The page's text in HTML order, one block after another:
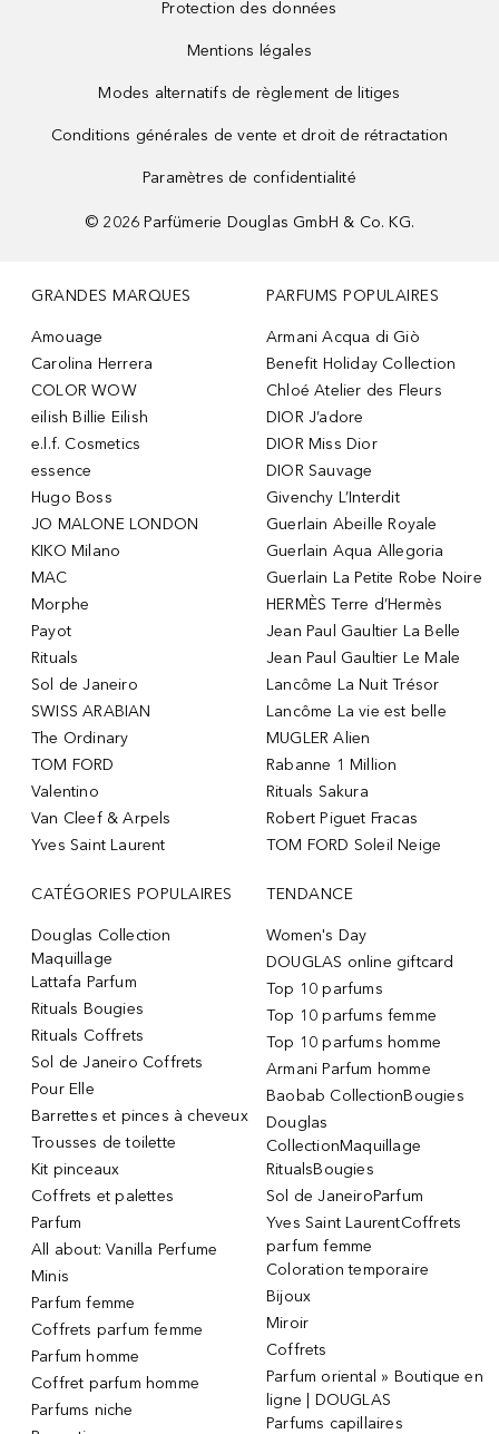
Protection des données
Mentions légales
Modes alternatifs de règlement de litiges
Conditions générales de vente et droit de rétractation
Paramètres de confidentialité
© 2026 Parfümerie Douglas GmbH & Co. KG.
GRANDES MARQUES
Amouage
Carolina Herrera
COLOR WOW
eilish Billie Eilish
e.l.f. Cosmetics
essence
Hugo Boss
JO MALONE LONDON
KIKO Milano
MAC
Morphe
Payot
Rituals
Sol de Janeiro
SWISS ARABIAN
The Ordinary
TOM FORD
Valentino
Van Cleef & Arpels
Yves Saint Laurent
PARFUMS POPULAIRES
Armani Acqua di Giò
Benefit Holiday Collection
Chloé Atelier des Fleurs
DIOR J’adore
DIOR Miss Dior
DIOR Sauvage
Givenchy L’Interdit
Guerlain Abeille Royale
Guerlain Aqua Allegoria
Guerlain La Petite Robe Noire
HERMÈS Terre d’Hermès
Jean Paul Gaultier La Belle
Jean Paul Gaultier Le Male
Lancôme La Nuit Trésor
Lancôme La vie est belle
MUGLER Alien
Rabanne 1 Million
Rituals Sakura
Robert Piguet Fracas
TOM FORD Soleil Neige
CATÉGORIES POPULAIRES
Douglas Collection
Maquillage
Lattafa Parfum
Rituals Bougies
Rituals Coffrets
Sol de Janeiro Coffrets
Pour Elle
Barrettes et pinces à cheveux
Trousses de toilette
Kit pinceaux
Coffrets et palettes
Parfum
All about: Vanilla Perfume
Minis
Parfum femme
Coffrets parfum femme
Parfum homme
Coffret parfum homme
Parfums niche
TENDANCE
Women's Day
DOUGLAS online giftcard
Top 10 parfums
Top 10 parfums femme
Top 10 parfums homme
Armani Parfum homme
Baobab CollectionBougies
Douglas
CollectionMaquillage
RitualsBougies
Sol de JaneiroParfum
Yves Saint LaurentCoffrets
parfum femme
Coloration temporaire
Bijoux
Miroir
Coffrets
Parfum oriental » Boutique en
ligne | DOUGLAS
Parfums capillaires